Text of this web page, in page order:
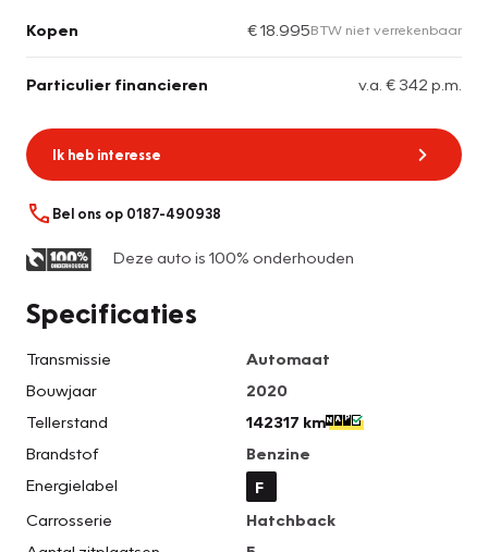
Kopen € 18.995BTW niet verrekenbaar
Particulier financieren v.a. € 342 p.m.
Ik heb interesse
Bel ons op 0187-490938
Deze auto is 100% onderhouden
Specificaties
Transmissie
Automaat
Bouwjaar
2020
Tellerstand
142317 km
Brandstof
Benzine
Energielabel
F
Carrosserie
Hatchback